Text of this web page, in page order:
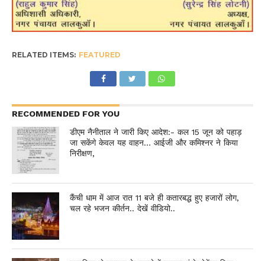
RELATED ITEMS: FEATURED
RECOMMENDED FOR YOU
डीएम नैनीताल ने जारी किए आदेश:- कल 15 जून को पहाड़
जा सकेंगे केवल यह वाहन… आईजी और कमिश्नर ने किया
निरीक्षण,
कैंची धाम में आज रात 11 बजे ही कतारबद्ध हुए हजारों लोग,
चल रहे भजन कीर्तन.. देखें वीडियो..